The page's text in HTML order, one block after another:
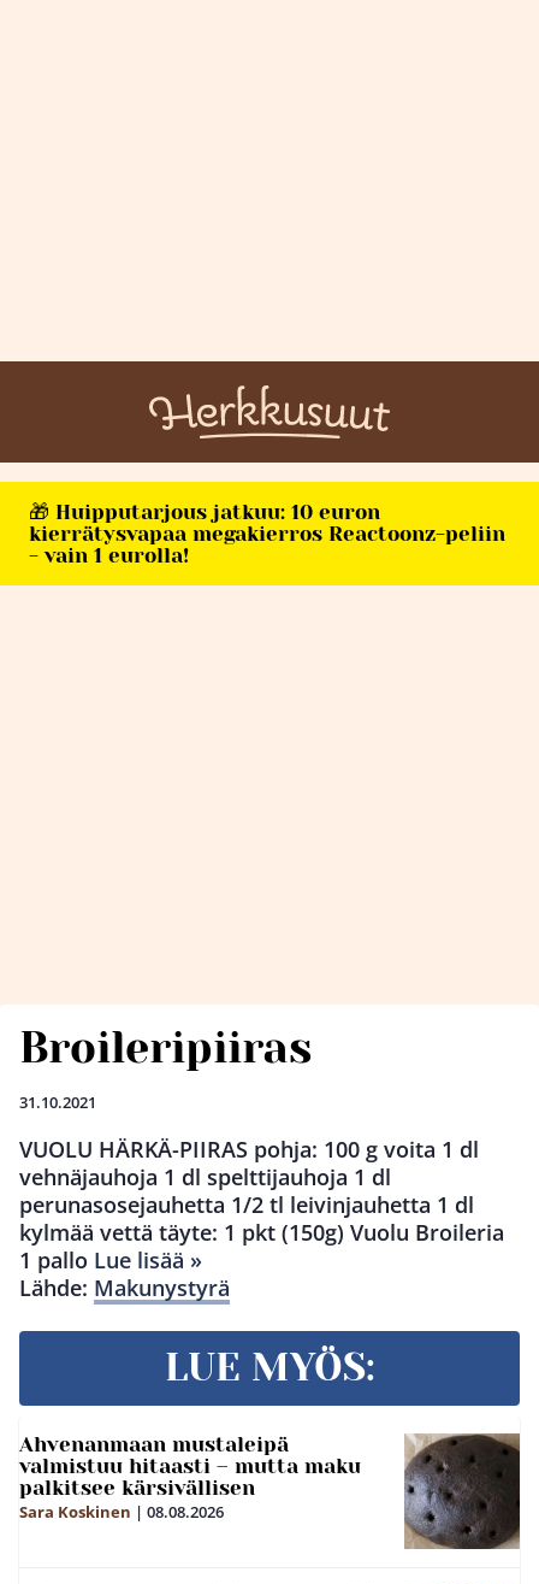
🎁 Huipputarjous jatkuu: 10 euron
kierrätysvapaa megakierros Reactoonz-peliin
- vain 1 eurolla!
Broileripiiras
31.10.2021
VUOLU HÄRKÄ-PIIRAS pohja: 100 g voita 1 dl
vehnäjauhoja 1 dl spelttijauhoja 1 dl
perunasosejauhetta 1/2 tl leivinjauhetta 1 dl
kylmää vettä täyte: 1 pkt (150g) Vuolu Broileria
1 pallo Lue lisää »
Lähde: Makunystyrä
LUE MYÖS:
Ahvenanmaan mustaleipä
valmistuu hitaasti – mutta maku
palkitsee kärsivällisen
Sara Koskinen | 08.08.2026